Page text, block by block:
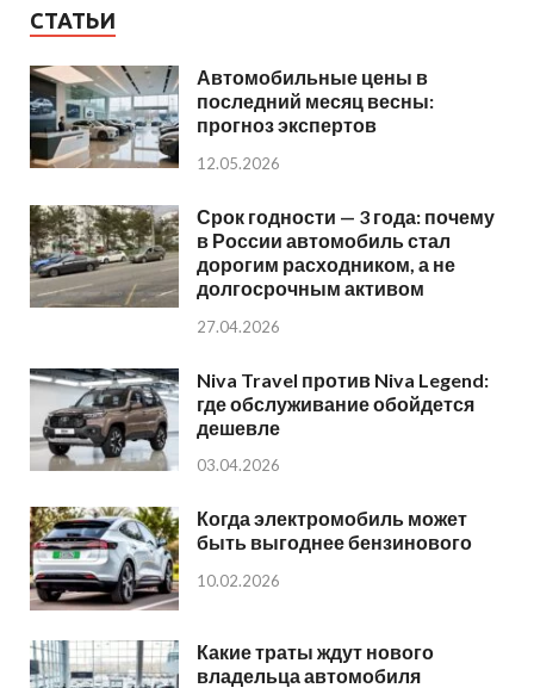
СТАТЬИ
Автомобильные цены в
последний месяц весны:
прогноз экспертов
12.05.2026
Срок годности — 3 года: почему
в России автомобиль стал
дорогим расходником, а не
долгосрочным активом
27.04.2026
Niva Travel против Niva Legend:
где обслуживание обойдется
дешевле
03.04.2026
Когда электромобиль может
быть выгоднее бензинового
10.02.2026
Какие траты ждут нового
владельца автомобиля